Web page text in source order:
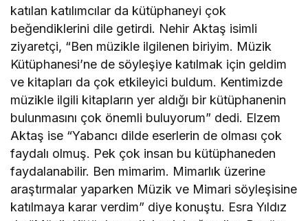
katılan katılımcılar da kütüphaneyi çok
beğendiklerini dile getirdi. Nehir Aktaş isimli
ziyaretçi, “Ben müzikle ilgilenen biriyim. Müzik
Kütüphanesi’ne de söyleşiye katılmak için geldim
ve kitapları da çok etkileyici buldum. Kentimizde
müzikle ilgili kitapların yer aldığı bir kütüphanenin
bulunmasını çok önemli buluyorum” dedi. Elzem
Aktaş ise “Yabancı dilde eserlerin de olması çok
faydalı olmuş. Pek çok insan bu kütüphaneden
faydalanabilir. Ben mimarim. Mimarlık üzerine
araştırmalar yaparken Müzik ve Mimari söyleşisine
katılmaya karar verdim” diye konuştu. Esra Yıldız